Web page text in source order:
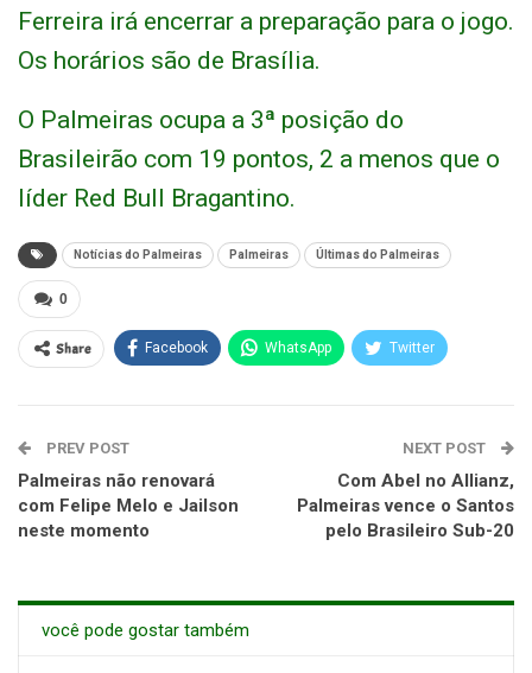
Ferreira irá encerrar a preparação para o jogo.
Os horários são de Brasília.
O Palmeiras ocupa a 3ª posição do
Brasileirão com 19 pontos, 2 a menos que o
líder Red Bull Bragantino.
Notícias do Palmeiras Palmeiras Últimas do Palmeiras
0
Share Facebook WhatsApp Twitter
PREV POST
Palmeiras não renovará
com Felipe Melo e Jailson
neste momento
NEXT POST
Com Abel no Allianz,
Palmeiras vence o Santos
pelo Brasileiro Sub-20
você pode gostar também